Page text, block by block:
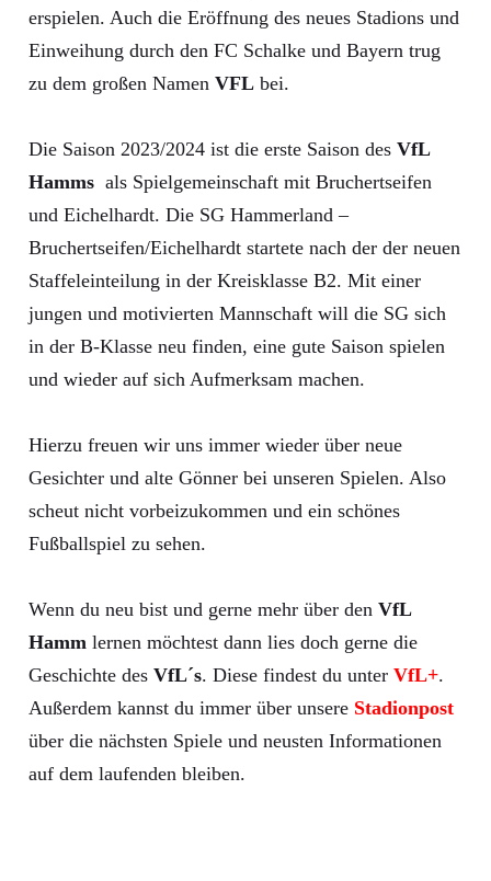
erspielen. Auch die Eröffnung des neues Stadions und
Einweihung durch den FC Schalke und Bayern trug
zu dem großen Namen VFL bei.
Die Saison 2023/2024 ist die erste Saison des VfL
Hamms als Spielgemeinschaft mit Bruchertseifen
und Eichelhardt. Die SG Hammerland –
Bruchertseifen/Eichelhardt startete nach der der neuen
Staffeleinteilung in der Kreisklasse B2. Mit einer
jungen und motivierten Mannschaft will die SG sich
in der B-Klasse neu finden, eine gute Saison spielen
und wieder auf sich Aufmerksam machen.
Hierzu freuen wir uns immer wieder über neue
Gesichter und alte Gönner bei unseren Spielen. Also
scheut nicht vorbeizukommen und ein schönes
Fußballspiel zu sehen.
Wenn du neu bist und gerne mehr über den VfL
Hamm lernen möchtest dann lies doch gerne die
Geschichte des VfL´s. Diese findest du unter VfL+.
Außerdem kannst du immer über unsere Stadionpost
über die nächsten Spiele und neusten Informationen
auf dem laufenden bleiben.